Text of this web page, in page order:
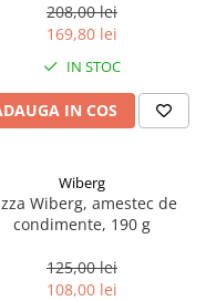
208,00 lei
169,80 lei
IN STOC
IN COS
Wiberg
Wiberg, amestec de
condimente, 190 g
125,00 lei
108,00 lei